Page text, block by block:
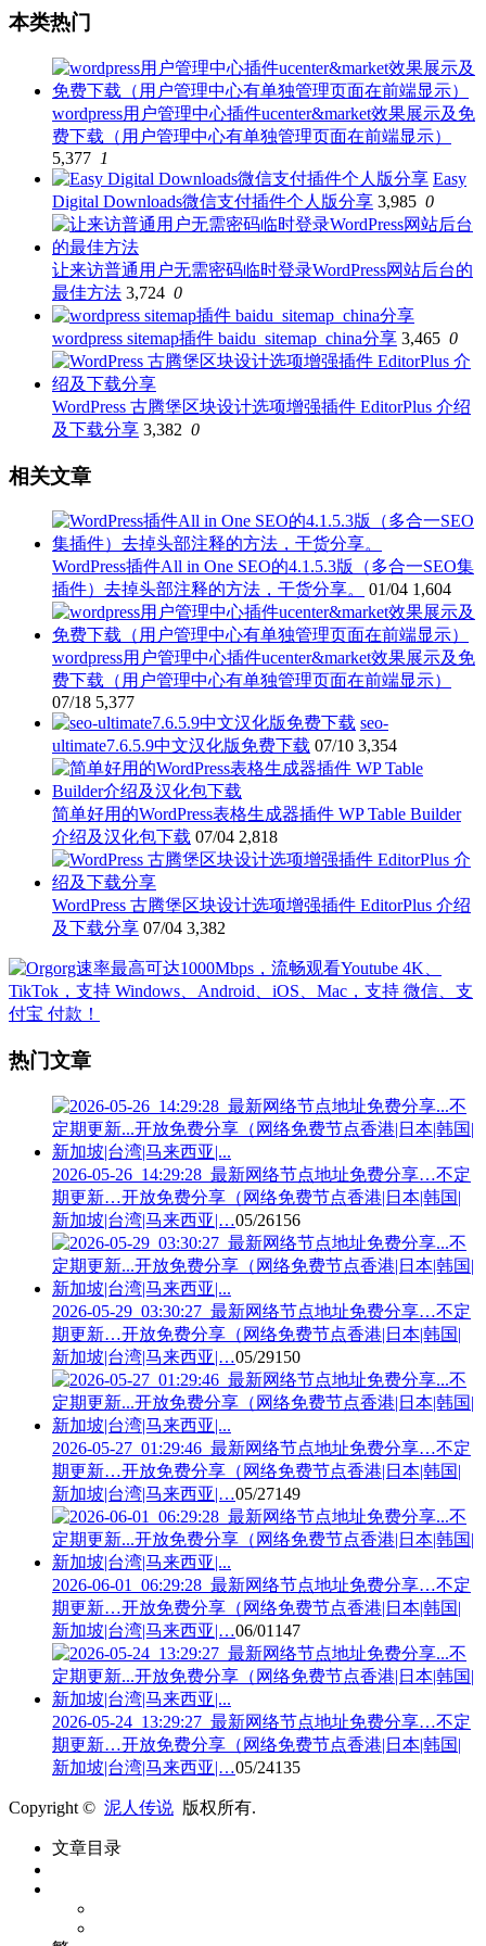
本类热门
wordpress用户管理中心插件ucenter&market效果展示及免
费下载（用户管理中心有单独管理页面在前端显示）
5,377 1
Easy
Digital Downloads微信支付插件个人版分享 3,985 0
让来访普通用户无需密码临时登录WordPress网站后台的
最佳方法 3,724 0
wordpress sitemap插件 baidu_sitemap_china分享 3,465 0
WordPress 古腾堡区块设计选项增强插件 EditorPlus 介绍
及下载分享 3,382 0
相关文章
WordPress插件All in One SEO的4.1.5.3版（多合一SEO集
插件）去掉头部注释的方法，干货分享。
01/04 1,604
wordpress用户管理中心插件ucenter&market效果展示及免
费下载（用户管理中心有单独管理页面在前端显示）
07/18 5,377
seo-
ultimate7.6.5.9中文汉化版免费下载 07/10 3,354
简单好用的WordPress表格生成器插件 WP Table Builder
介绍及汉化包下载 07/04 2,818
WordPress 古腾堡区块设计选项增强插件 EditorPlus 介绍
及下载分享 07/04 3,382
热门文章
2026-05-26_14:29:28_最新网络节点地址免费分享…不定
期更新…开放免费分享（网络免费节点香港|日本|韩国|
新加坡|台湾|马来西亚|…05/26156
2026-05-29_03:30:27_最新网络节点地址免费分享…不定
期更新…开放免费分享（网络免费节点香港|日本|韩国|
新加坡|台湾|马来西亚|…05/29150
2026-05-27_01:29:46_最新网络节点地址免费分享…不定
期更新…开放免费分享（网络免费节点香港|日本|韩国|
新加坡|台湾|马来西亚|…05/27149
2026-06-01_06:29:28_最新网络节点地址免费分享…不定
期更新…开放免费分享（网络免费节点香港|日本|韩国|
新加坡|台湾|马来西亚|…06/01 147
2026-05-24_13:29:27_最新网络节点地址免费分享…不定
期更新…开放免费分享（网络免费节点香港|日本|韩国|
新加坡|台湾|马来西亚|…05/24135
Copyright © 泥人传说 版权所有.
文章目录